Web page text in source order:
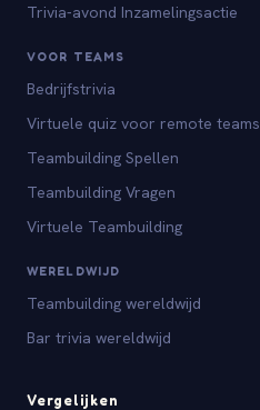
Trivia-avond Inzamelingsactie
VOOR TEAMS
Bedrijfstrivia
Virtuele quiz voor remote teams
Teambuilding Spellen
Teambuilding Vragen
Virtuele Teambuilding
WERELDWIJD
Teambuilding wereldwijd
Bar trivia wereldwijd
Vergelijken